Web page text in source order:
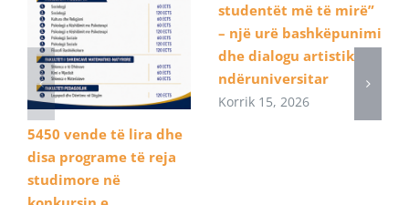
5450 vende të lira dhe
disa programe të reja
studimore në
studentët më të mirë”
– një urë bashkëpunimi
dhe dialogu artistik
ndëruniversitar
Korrik 15, 2026